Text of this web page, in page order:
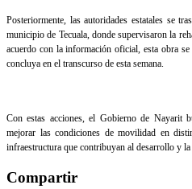
Posteriormente, las autoridades estatales se
municipio de Tecuala, donde supervisaron la
acuerdo con la información oficial, esta obra
concluya en el transcurso de esta semana.
Con estas acciones, el Gobierno de Nayarit
mejorar las condiciones de movilidad en
infraestructura que contribuyan al desarrollo y
Compartir